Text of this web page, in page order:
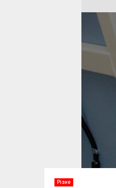
Різне